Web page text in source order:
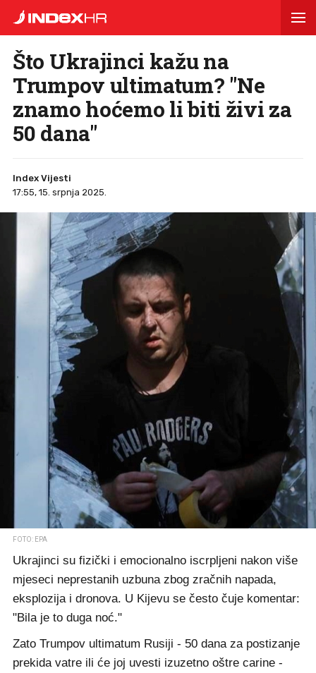
Što Ukrajinci kažu na
Trumpov ultimatum? "Ne
znamo hoćemo li biti živi za
50 dana"
Index Vijesti
17:55, 15. srpnja 2025.
FOTO: EPA
Ukrajinci su fizički i emocionalno iscrpljeni nakon više
mjeseci neprestanih uzbuna zbog zračnih napada,
eksplozija i dronova. U Kijevu se često čuje komentar:
"Bila je to duga noć."
Zato Trumpov ultimatum Rusiji - 50 dana za postizanje
prekida vatre ili će joj uvesti izuzetno oštre carine -